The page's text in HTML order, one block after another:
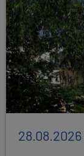
28.08.2026